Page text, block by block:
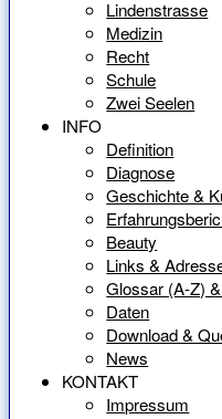
Lindenstrasse
Medizin
Recht
Schule
Zwei Seelen
INFO
Definition
Diagnose
Geschichte &
Beauty
Links &
Glossar (A-Z)
Daten
Download &
News
KONTAKT
Impressum